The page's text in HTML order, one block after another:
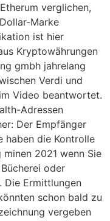
verglichen,
Marke
ist hier
Kryptowährungen
gmbh jahrelang
Verdi und
Video beantwortet.
Adressen
Der Empfänger
haben die Kontrolle
2021 wenn Sie
oder
Die Ermittlungen
schon bald zu
vergeben